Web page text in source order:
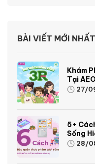
BÀI VIẾT MỚI NHẤT
Khám
Tại
Sinh27/
5+
Sống
28/